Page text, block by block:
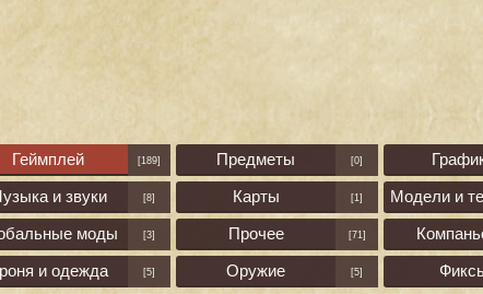
Геймплей [189] Предметы [0]
и звуки [8] Карты [1] Модели и
моды [3] Прочее [71]
и одежда [5] Оружие [5]